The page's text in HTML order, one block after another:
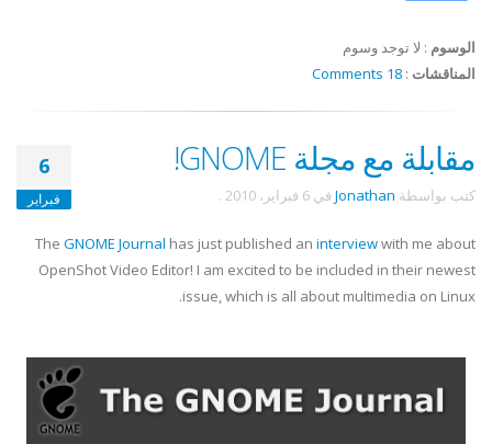
الوسوم : لا توجد وسوم
المناقشات :
18 Comments
6
فبراير
مقابلة مع مجلة GNOME!
كتب بواسطة Jonathan في 6 فبراير، 2010 .
The GNOME Journal has just published an interviewwith me about
OpenShot Video Editor! I am excited to be included in their newest
issue, which is all about multimedia on Linux.